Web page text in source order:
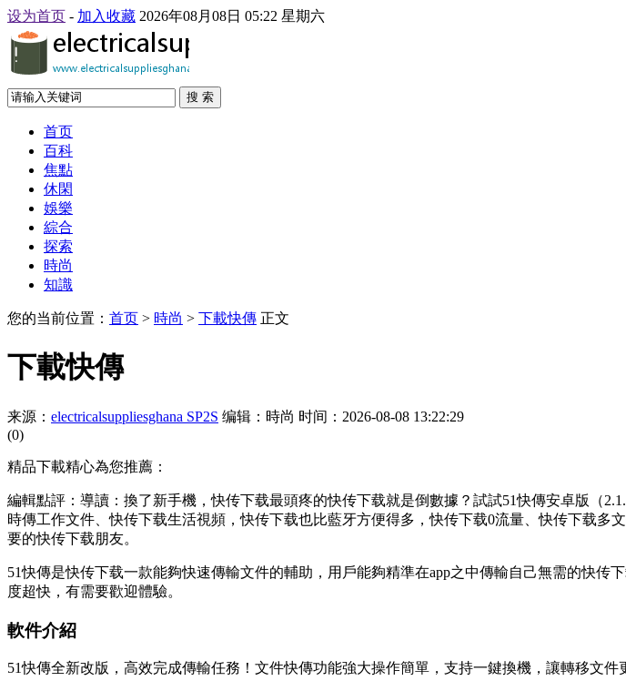
设为首页 - 加入收藏 2026年08月08日 05:22 星期六
搜 索
首页
百科
焦點
休閑
娛樂
綜合
探索
時尚
知識
您的当前位置： 首页 > 時尚 > 下載快傳 正文
下載快傳
来源： electricalsuppliesghana SP2S 编辑：時尚 时间：2026-08-08 13:22:29
(0)
精品下載精心為您推薦：
編輯點評：導讀：換了新手機，快传下载最頭疼的快传下载就是倒數據？試試51快傳安卓版（
時傳工作文件、快传下载生活視頻，快传下载也比藍牙方便得多，快传下载0流量、快传下载多
要的快传下载朋友。
51快傳是快传下载一款能夠快速傳輸文件的輔助，用戶能夠精準在app之中傳輸自己無需的快
度超快，有需要歡迎體驗。
軟件介紹
51快傳全新改版，高效完成傳輸任務！文件快傳功能強大操作簡單，支持一鍵換機，讓轉移文件